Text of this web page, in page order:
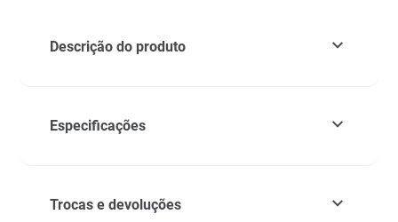
Descrição do produto
Especificações
Trocas e devoluções